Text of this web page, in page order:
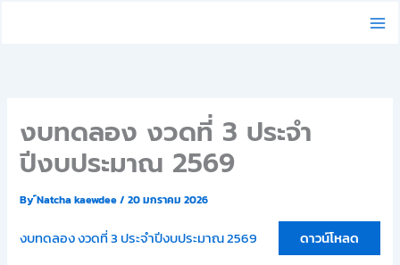
งบทดลอง งวดที่ 3 ประจำ
ปีงบประมาณ 2569
By์Natcha kaewdee/20 มกราคม 2026
งบทดลอง งวดที่ 3 ประจำปีงบประมาณ 2569 ดาวน์โหลด